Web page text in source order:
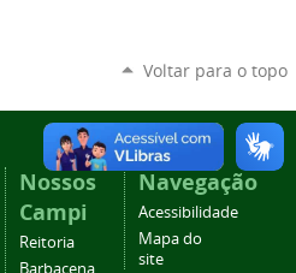
Voltar para o topo
Nossos
Campi
Reitoria
Barbacena
Navegação
Acessibilidade
Mapa do
site